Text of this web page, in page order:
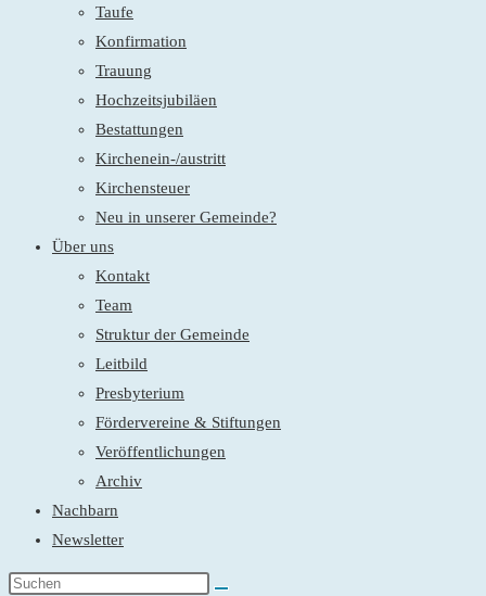
Taufe
Konfirmation
Trauung
Hochzeitsjubiläen
Bestattungen
Kirchenein-/austritt
Kirchensteuer
Neu in unserer Gemeinde?
Über uns
Kontakt
Team
Struktur der Gemeinde
Leitbild
Presbyterium
Fördervereine & Stiftungen
Veröffentlichungen
Archiv
Nachbarn
Newsletter